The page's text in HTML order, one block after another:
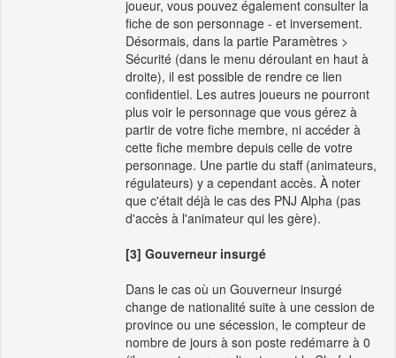
joueur, vous pouvez également consulter la
fiche de son personnage - et inversement.
Désormais, dans la partie Paramètres >
Sécurité (dans le menu déroulant en haut à
droite), il est possible de rendre ce lien
confidentiel. Les autres joueurs ne pourront
plus voir le personnage que vous gérez à
partir de votre fiche membre, ni accéder à
cette fiche membre depuis celle de votre
personnage. Une partie du staff (animateurs,
régulateurs) y a cependant accès. À noter
que c'était déjà le cas des PNJ Alpha (pas
d'accès à l'animateur qui les gère).
[3] Gouverneur insurgé
Dans le cas où un Gouverneur insurgé
change de nationalité suite à une cession de
province ou une sécession, le compteur de
nombre de jours à son poste redémarre à 0